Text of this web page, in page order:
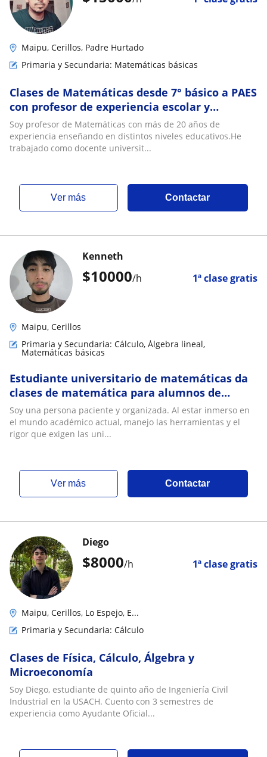
Maipu, Cerillos, Padre Hurtado
Primaria y Secundaria: Matemáticas básicas
Clases de Matemáticas desde 7° básico a PAES
con profesor de experiencia escolar y
universitaria. Explicaciones claras, pizarra di
Soy profesor de Matemáticas con más de 20 años de
experiencia enseñando en distintos niveles educativos.He
trabajado como docente universit...
ver más Contactar
$10000/h 1ª clase gratis
Kenneth
Maipu, Cerillos
Primaria y Secundaria: Cálculo, Álgebra lineal,
Matemáticas básicas
Estudiante universitario de matemáticas da
clases de matemática para alumnos de
educación media y superior
Soy una persona paciente y organizada. Al estar inmerso en
el mundo académico actual, manejo las herramientas y el
rigor que exigen las uni...
ver más Contactar
$8000/h 1ª clase gratis
Diego
Maipu, Cerillos, Lo Espejo, E...
Primaria y Secundaria: Cálculo
Clases de Física, Cálculo, Álgebra y
Microeconomía
Soy Diego, estudiante de quinto año de Ingeniería Civil
Industrial en la USACH. Cuento con 3 semestres de
experiencia como Ayudante Oficial...